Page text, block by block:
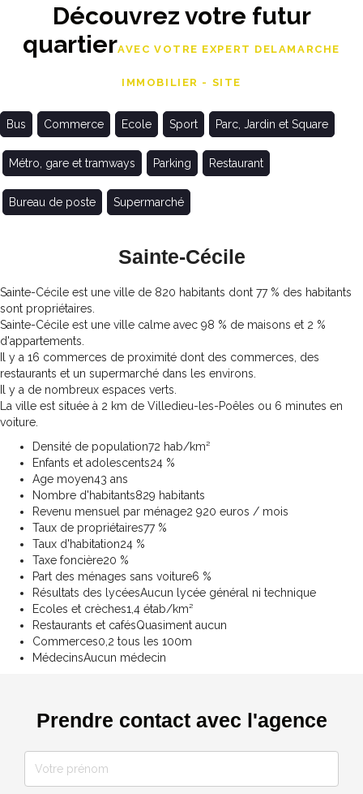
Découvrez votre futur
quartierAVEC VOTRE EXPERT DELAMARCHE
IMMOBILIER - SITE
Bus Commerce Ecole Sport Parc, Jardin et Square
Métro, gare et tramways Parking Restaurant
Bureau de poste Supermarché
Sainte-Cécile
Sainte-Cécile est une ville de 820 habitants dont 77 % des habitants
sont propriétaires.
Sainte-Cécile est une ville calme avec 98 % de maisons et 2 %
d'appartements.
Il y a 16 commerces de proximité dont des commerces, des
restaurants et un supermarché dans les environs.
Il y a de nombreux espaces verts.
La ville est située à 2 km de Villedieu-les-Poêles ou 6 minutes en
voiture.
Densité de population72 hab/km²
Enfants et adolescents24 %
Age moyen43 ans
Nombre d'habitants829 habitants
Revenu mensuel par ménage2 920 euros / mois
Taux de propriétaires77 %
Taux d'habitation24 %
Taxe foncière20 %
Part des ménages sans voiture6 %
Résultats des lycéesAucun lycée général ni technique
Ecoles et crèches1,4 étab/km²
Restaurants et cafésQuasiment aucun
Commerces0,2 tous les 100m
MédecinsAucun médecin
Prendre contact avec l'agence